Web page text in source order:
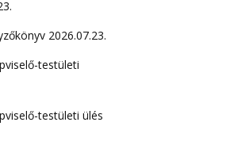
2026.07.23.
testületi
testületi ülés